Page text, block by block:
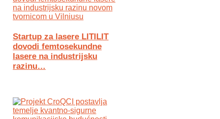
Startup za lasere LITILIT
dovodi femtosekundne
lasere na industrijsku
razinu…